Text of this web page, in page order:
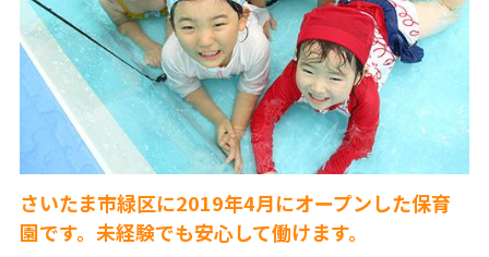
さいたま市緑区に2019年4月にオープンした保育
園です。未経験でも安心して働けます。